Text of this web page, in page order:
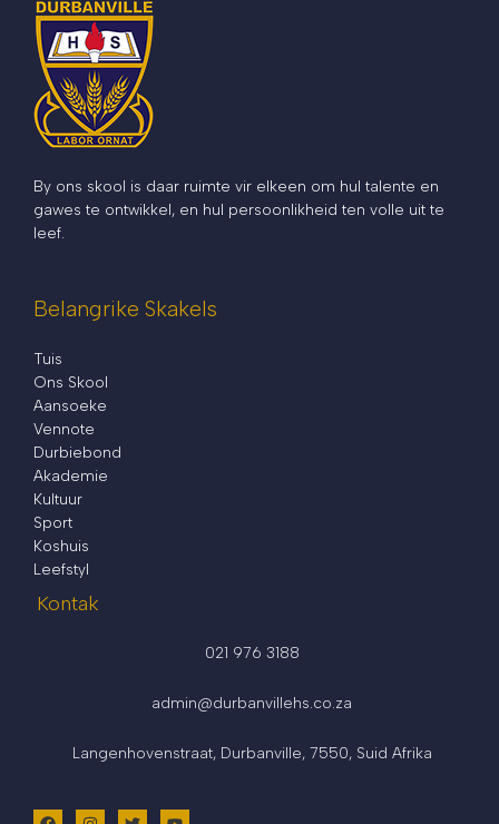
By ons skool is daar ruimte vir elkeen om hul talente en
gawes te ontwikkel, en hul persoonlikheid ten volle uit te
leef.
Belangrike Skakels
Tuis
Ons Skool
Aansoeke
Vennote
Durbiebond
Akademie
Kultuur
Sport
Koshuis
Leefstyl
Kontak
021 976 3188
admin@durbanvillehs.co.za
Langenhovenstraat, Durbanville, 7550, Suid Afrika